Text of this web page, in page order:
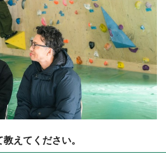
えてください。